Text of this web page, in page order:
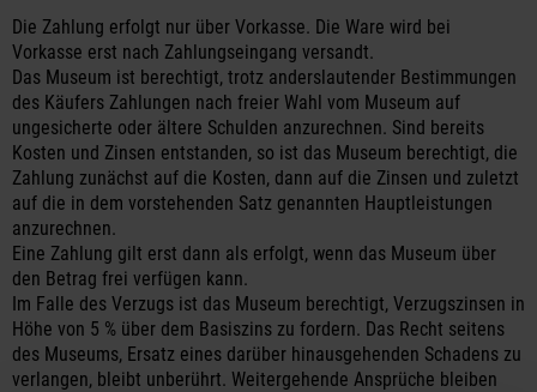
Die Zahlung erfolgt nur über Vorkasse. Die Ware wird bei
Vorkasse erst nach Zahlungseingang versandt.
Das Museum ist berechtigt, trotz anderslautender Bestimmungen
des Käufers Zahlungen nach freier Wahl vom Museum auf
ungesicherte oder ältere Schulden anzurechnen. Sind bereits
Kosten und Zinsen entstanden, so ist das Museum berechtigt, die
Zahlung zunächst auf die Kosten, dann auf die Zinsen und zuletzt
auf die in dem vorstehenden Satz genannten Hauptleistungen
anzurechnen.
Eine Zahlung gilt erst dann als erfolgt, wenn das Museum über
den Betrag frei verfügen kann.
Im Falle des Verzugs ist das Museum berechtigt, Verzugszinsen in
Höhe von 5 % über dem Basiszins zu fordern. Das Recht seitens
des Museums, Ersatz eines darüber hinausgehenden Schadens zu
verlangen, bleibt unberührt. Weitergehende Ansprüche bleiben